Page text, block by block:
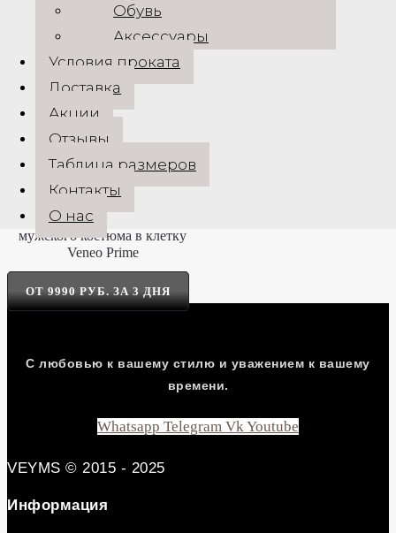
Обувь
Аксессуары
Условия проката
Доставка
Акции
Отзывы
Таблица размеров
Контакты
О нас
RONALD
ОТ 11990 РУБ. ЗА 3 ДНЯ
Прокат терракотового костюма
RONALD
ОТ 9990 РУБ. ЗА 3 ДНЯ
С любовью к вашему стилю и уважением к вашему
времени.
Whatsapp Telegram VkYoutube
VEYMS © 2015 - 2025
Информация